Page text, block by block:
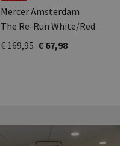
Mercer Amsterdam
The Re-Run White/Red
€ 169,95 € 67,98